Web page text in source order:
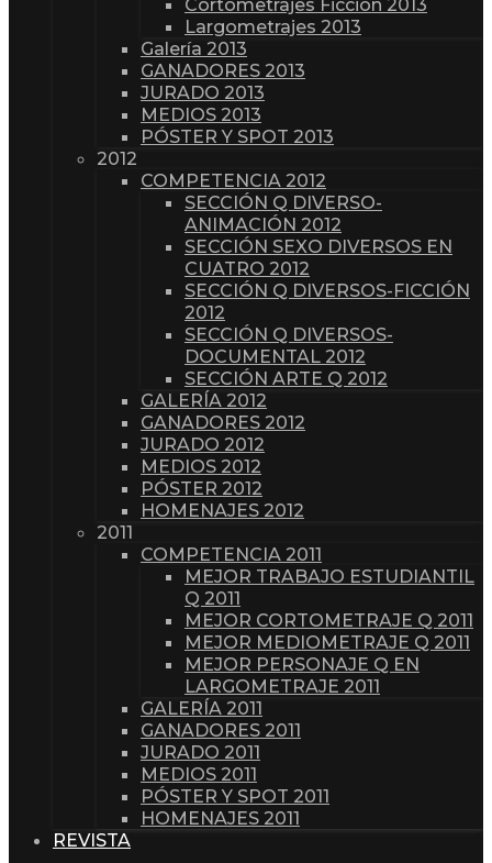
Cortometrajes Ficción 2013
Largometrajes 2013
Galería 2013
GANADORES 2013
JURADO 2013
MEDIOS 2013
PÓSTER Y SPOT 2013
2012
COMPETENCIA 2012
SECCIÓN Q DIVERSO-
ANIMACIÓN 2012
SECCIÓN SEXO DIVERSOS EN
CUATRO 2012
SECCIÓN Q DIVERSOS-FICCIÓN
2012
SECCIÓN Q DIVERSOS-
DOCUMENTAL 2012
SECCIÓN ARTE Q 2012
GALERÍA 2012
GANADORES 2012
JURADO 2012
MEDIOS 2012
PÓSTER 2012
HOMENAJES 2012
2011
COMPETENCIA 2011
MEJOR TRABAJO ESTUDIANTIL
Q 2011
MEJOR CORTOMETRAJE Q 2011
MEJOR MEDIOMETRAJE Q 2011
MEJOR PERSONAJE Q EN
LARGOMETRAJE 2011
GALERÍA 2011
GANADORES 2011
JURADO 2011
MEDIOS 2011
PÓSTER Y SPOT 2011
HOMENAJES 2011
REVISTA